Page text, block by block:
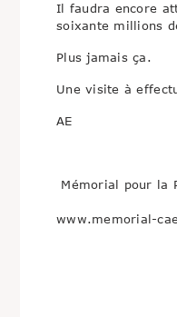
Il faudra encore
soixante millions
Plus jamais ça.
Une visite à
AE
Mémorial pour la
www.memorial-